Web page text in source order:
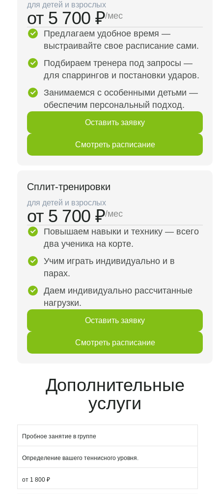
для детей и взрослых
от 5 700 ₽/мес
Предлагаем удобное время —
выстраивайте свое расписание сами.
Подбираем тренера под запросы —
для спаррингов и постановки ударов.
Занимаемся с особенными детьми —
обеспечим персональный подход.
Оставить заявку
Смотреть расписание
Сплит-тренировки
для детей и взрослых
от 5 700 ₽/мес
Повышаем навыки и технику — всего
два ученика на корте.
Учим играть индивидуально и в
парах.
Даем индивидуально рассчитанные
нагрузки.
Оставить заявку
Смотреть расписание
Дополнительные
услуги
Пробное занятие в группе
Определение вашего теннисного уровня.
от 1 800 ₽